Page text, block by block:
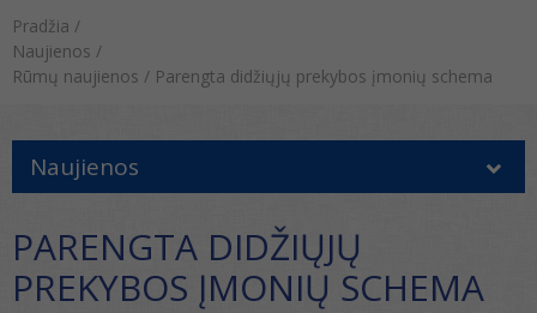
Pradžia /
Naujienos /
Rūmų naujienos / Parengta didžiųjų prekybos įmonių schema
Naujienos
PARENGTA DIDŽIŲJŲ
PREKYBOS ĮMONIŲ SCHEMA